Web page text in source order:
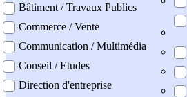
Bâtiment / Travaux Publics
Commerce / Vente
Communication / Multimédia
Conseil / Etudes
Direction d'entreprise